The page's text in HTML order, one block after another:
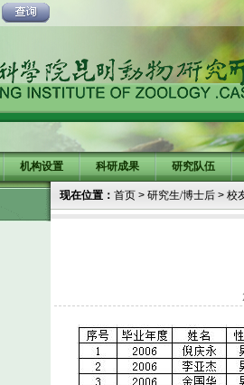
机构设置 科研成果 研究队伍
现在位置： 首页 > 研究生/博士后 > 校